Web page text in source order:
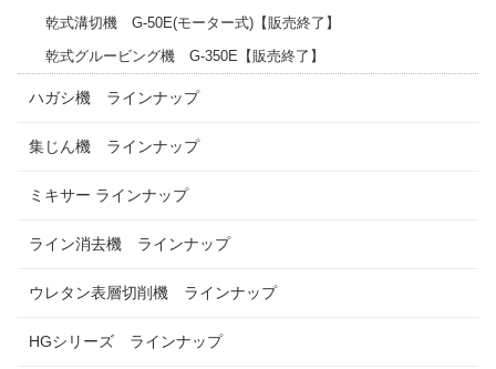
乾式溝切機 G-50E(モーター式)【販売終了】
乾式グルービング機 G-350E【販売終了】
ハガシ機 ラインナップ
集じん機 ラインナップ
ミキサー ラインナップ
ライン消去機 ラインナップ
ウレタン表層切削機 ラインナップ
HGシリーズ ラインナップ